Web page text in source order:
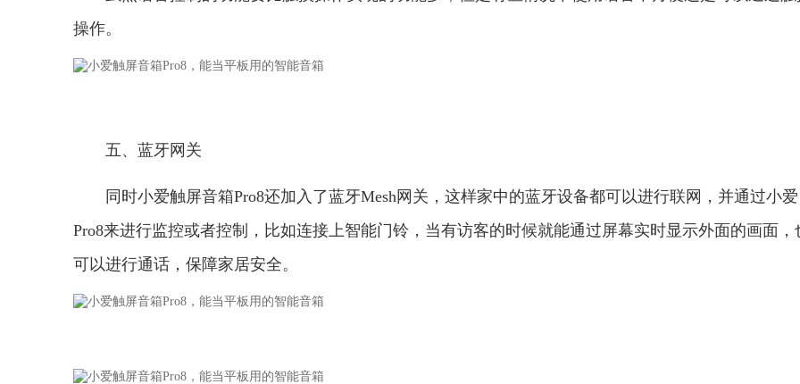
操作。
五、蓝牙网关
同时小爱触屏音箱Pro8还加入了蓝牙Mesh网关，这样家中的蓝牙设备都可以进行联网，并通过小爱
Pro8来进行监控或者控制，比如连接上智能门铃，当有访客的时候就能通过屏幕实时显示外面的画面，
可以进行通话，保障家居安全。